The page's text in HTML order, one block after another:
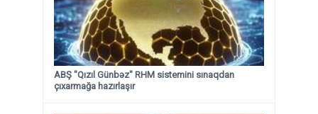
ABŞ "Qızıl Günbəz" RHM sistemini sınaqdan
çıxarmağa hazırlaşır